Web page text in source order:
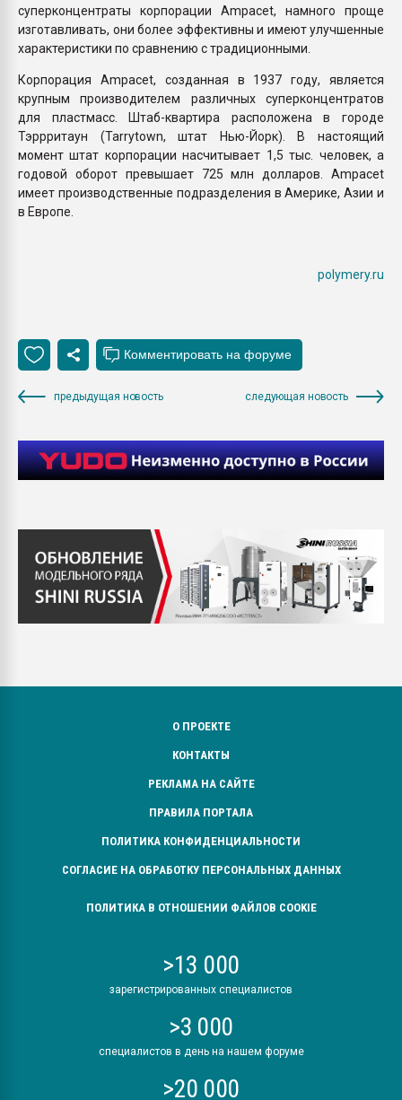
суперконцентраты корпорации Ampacet, намного проще
изготавливать, они более эффективны и имеют улучшенные
характеристики по сравнению с традиционными.
Корпорация Ampacet, созданная в 1937 году, является
крупным производителем различных суперконцентратов
для пластмасс. Штаб-квартира расположена в городе
Тэррритаун (Tarrytown, штат Нью-Йорк). В настоящий
момент штат корпорации насчитывает 1,5 тыс. человек, а
годовой оборот превышает 725 млн долларов. Ampacet
имеет производственные подразделения в Америке, Азии и
в Европе.
polymery.ru
предыдущая новость следующая новость
О ПРОЕКТЕ
КОНТАКТЫ
РЕКЛАМА НА САЙТЕ
ПРАВИЛА ПОРТАЛА
ПОЛИТИКА КОНФИДЕНЦИАЛЬНОСТИ
СОГЛАСИЕ НА ОБРАБОТКУ ПЕРСОНАЛЬНЫХ ДАННЫХ
ПОЛИТИКА В ОТНОШЕНИИ ФАЙЛОВ COOKIE
>13 000
зарегистрированных специалистов
>3 000
специалистов в день на нашем форуме
>20 000